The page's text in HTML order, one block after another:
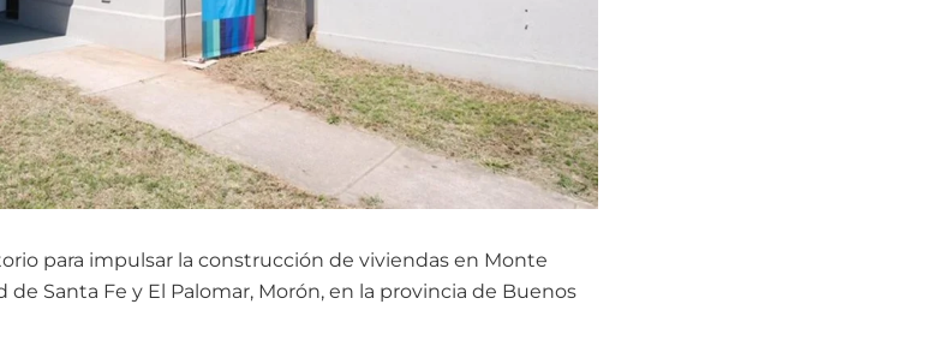
para impulsar la construcción de viviendas en Monte
de Santa Fe y El Palomar, Morón, en la provincia de Buenos